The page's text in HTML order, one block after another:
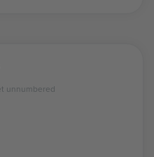
unnumbered